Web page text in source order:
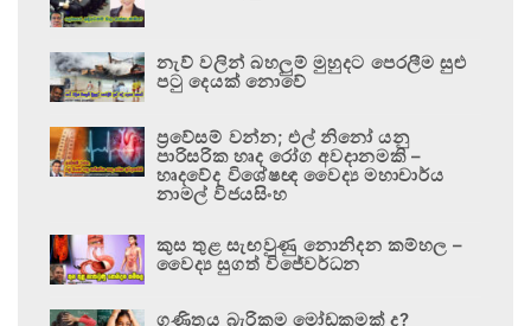
නැව් වලින් බහලුම් මුහුදට පෙරලීම සුළු
පටු දෙයක් නොවේ
ප්‍රවේසම් වන්න; එල් නිනෝ යනු
පාරිසරික හෘද රෝග අවදානමකි –
හෘදවේද විශේෂඥ වෛද්‍ය මහාචාර්ය
නාමල් විජයසිංහ
කුස තුළ සැඟවුණු නොනිදන කම්හල –
වෛද්‍ය සුගත් විජේවර්ධන
ගණිතය බැරිකම මෝඩකමක් ද?